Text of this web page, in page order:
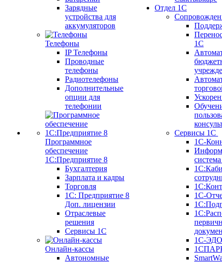
Зарядные
устройства для
аккумуляторов
Телефоны
IP Телефоны
Проводные
телефоны
Радиотелефоны
Дополнительные
опции для
телефонии
Программное
обеспечение
1С:Предприятие 8
Бухгалтерия
Зарплата и кадры
Торговля
1C: Предприятие 8
Доп. лицензии
Отраслевые
решения
Сервисы 1С
Онлайн-кассы
Автономные
Отдел 1С
1С
Сервисы 1С
1С-
1С-
1С-ЭДО